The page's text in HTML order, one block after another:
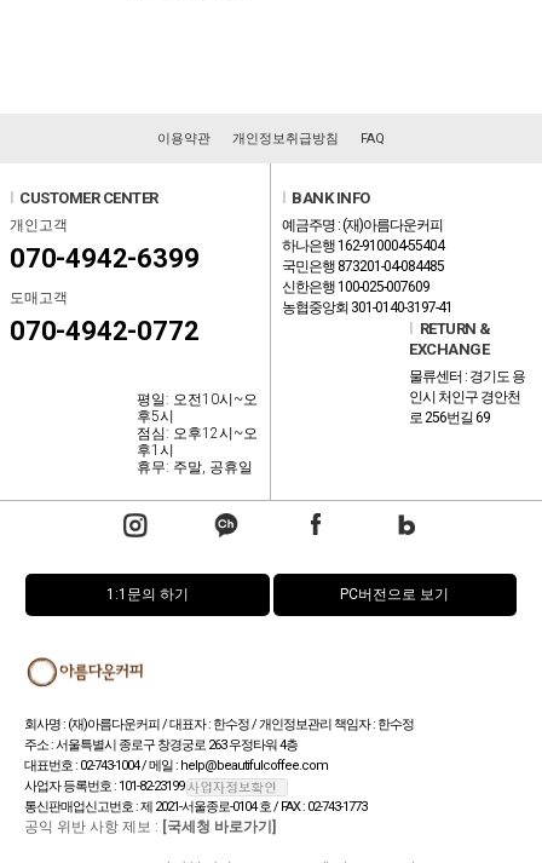
이용약관 개인정보취급방침 FAQ
l CUSTOMER CENTER
개인고객
070-4942-6399
도매고객
070-4942-0772
평일: 오전10시~오
후5시
점심: 오후12시~오
후1시
휴무: 주말, 공휴일
l BANK INFO
예금주명 : (재)아름다운커피
하나은행 162-910004-55404
국민은행 873201-04-084485
신한은행 100-025-007609
농협중앙회 301-0140-3197-41
l RETURN &
EXCHANGE
물류센터 : 경기도 용
인시 처인구 경안천
로 256번길 69
1:1문의 하기 PC버전으로 보기
회사명 : (재)아름다운커피 / 대표자 : 한수정 / 개인정보관리 책임자 : 한수정
주소 : 서울특별시 종로구 창경궁로 263 우정타워 4층
대표번호 : 02-743-1004 / 메일 : help@beautifulcoffee.com
사업자 등록번호 : 101-82-23199
통신판매업신고번호 : 제 2021-서울종로-0104 호 / FAX : 02-743-1773
공익 위반 사항 제보 : [국세청 바로가기]